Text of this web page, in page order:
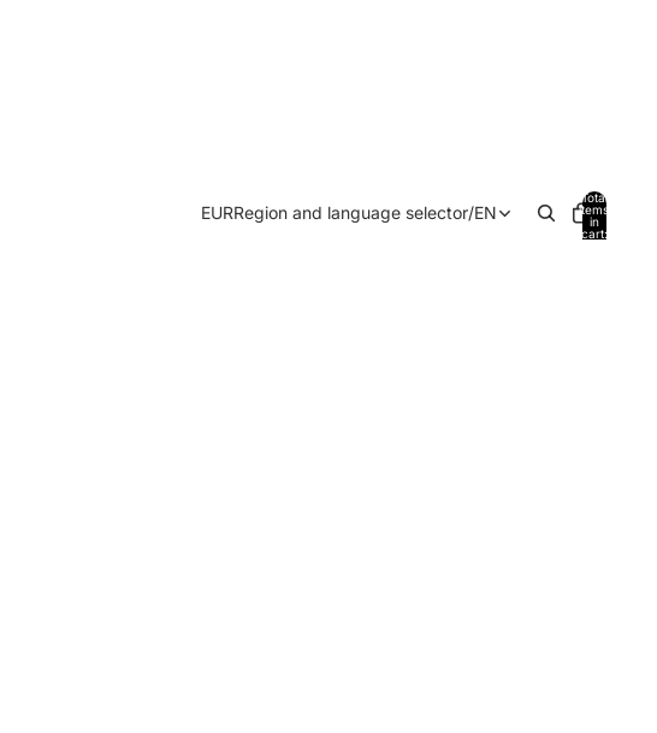
EURRegion and language selector/EN
Total
items
in
cart: